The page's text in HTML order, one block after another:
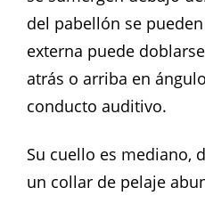
del pabellón se
externa puede
atrás o arriba en
conducto auditivo.
Su cuello es mediano,
un collar de pelaje